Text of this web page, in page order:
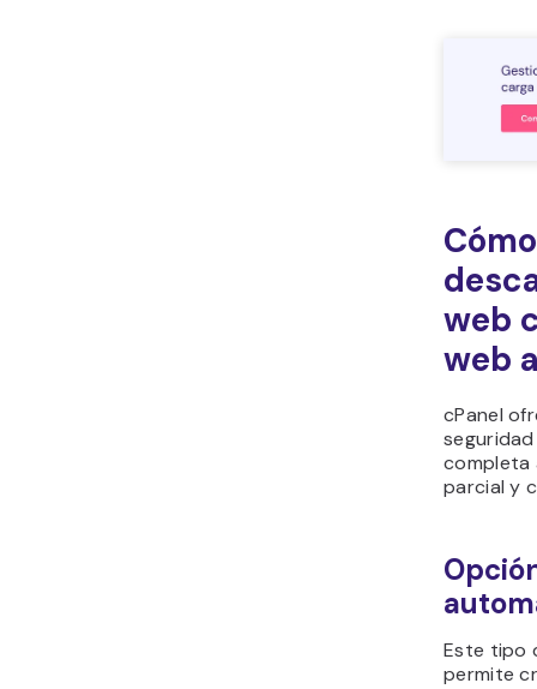
web
web
cPanel
completa
parcial y
Este tipo
permite